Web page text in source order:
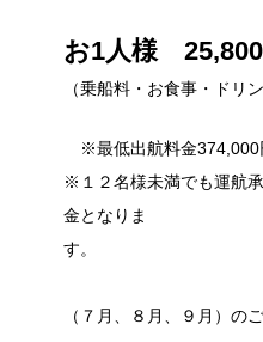
お1人様 25,800
（乗船料・お食事・ドリ
※最低出航料金374,000
※１２名様未満でも運航
金となりま
※夏
（７月、８月、９月）の